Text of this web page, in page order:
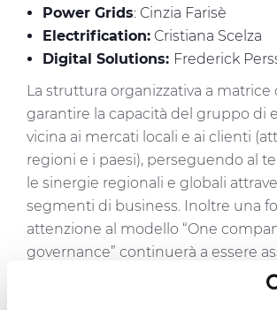
Power Grids: Cinzia Farisè
Electrification: Cristiana Scelza
Digital Solutions: Frederick
La struttura organizzativa a matrice
garantire la capacità del gruppo di
vicina ai mercati locali e ai clienti
regioni e i paesi), perseguendo al
le sinergie regionali e globali
segmenti di business. Inoltre una
attenzione al modello “One
governance” continuerà a essere